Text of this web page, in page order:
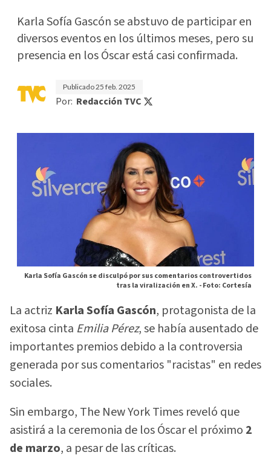
Karla Sofía Gascón se abstuvo de participar en
diversos eventos en los últimos meses, pero su
presencia en los Óscar está casi confirmada.
Publicado25 feb. 2025
Por: Redacción TVC
Karla Sofía Gascón se disculpó por sus comentarios controvertidos
tras la viralización en X. -Foto: Cortesía
La actriz Karla Sofía Gascón, protagonista de la
exitosa cinta Emilia Pérez, se había ausentado de
importantes premios debido a la controversia
generada por sus comentarios "racistas" en redes
sociales.
Sin embargo, The New York Times reveló que
asistirá a la ceremonia de los Óscar el próximo 2
de marzo, a pesar de las críticas.